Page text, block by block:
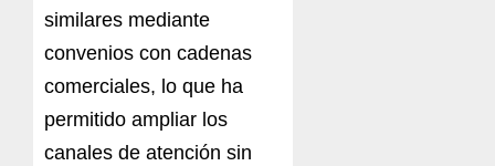
similares mediante
convenios con cadenas
comerciales, lo que ha
permitido ampliar los
canales de atención sin